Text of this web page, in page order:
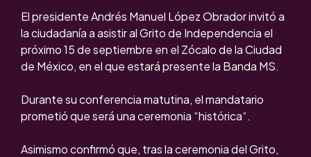
El presidente Andrés Manuel López Obrador invitó a
la ciudadanía a asistir al Grito de Independencia el
próximo 15 de septiembre en el Zócalo de la Ciudad
de México, en el que estará presente la Banda MS.
Durante su conferencia matutina, el mandatario
prometió que será una ceremonia “histórica“.
Asimismo confirmó que, tras la ceremonia del Grito,